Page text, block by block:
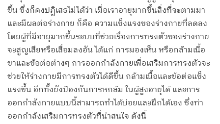
ขึ้น ซึ่งก็คงปฏิเสธไม่ได้ว่า เมื่อเราอายุมากขึ้นสิ่งที่จะตามมา
และมีผลต่อร่างกาย ก็คือ ความแข็งแรงของร่างกายที่ลดลง
โดยผู้ที่มีอายุมากขึ้นระบบที่ช่วยเรื่องการทรงตัวของร่างกาย
จะสูญเสียหรือเสื่อมลงอัน ได้แก่ การมองเห็น หรือกล้ามเนื้อ
ขาและข้อต่อต่างๆ การออกกำลังกายเพื่อเสริมการทรงตัวจะ
ช่วยให้ร่างกายมีการทรงตัวได้ดีขึ้น กล้ามเนื้อและข้อต่อแข็ง
แรงขึ้น อีกทั้งยังป้องกันการหกล้ม ในผู้สูงอายุได้ และการ
ออกกำลังกายแบบนี้สามารถทำได้บ่อยและฝึกได้เอง ซึ่งท่า
ออกกำลังเสริมการทรงตัวที่น่าสนใจ ดังนี้